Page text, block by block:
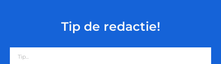
Tip de redactie!